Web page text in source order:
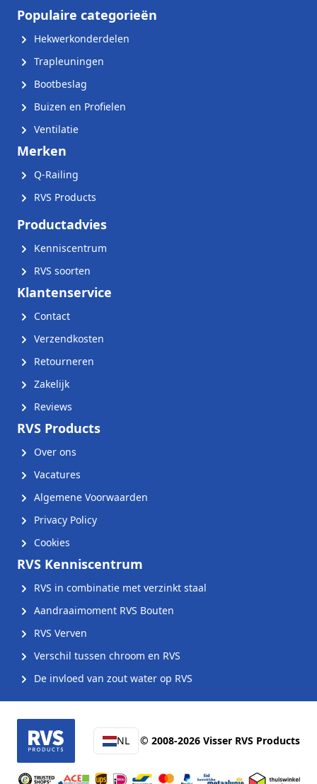
Populaire categorieën
Hekwerkonderdelen
Trapleuningen
Bootbeslag
Buizen en Profielen
Ventilatie
Merken
Q-Railing
RVS Products
Productadvies
Kenniscentrum
RVS soorten
Klantenservice
Contact
Verzendkosten
Retourneren
Zakelijk
Reviews
RVS Products
Over ons
Vacatures
Algemene Voorwaarden
Privacy Policy
Cookies
RVS Kenniscentrum
RVS in combinatie met verzinkt staal
Aandraaimoment RVS Bouten
RVS Verven
Verschil tussen chroom en RVS
De invloed van zout water op RVS
NL © 2008-2026 Visser RVS Products